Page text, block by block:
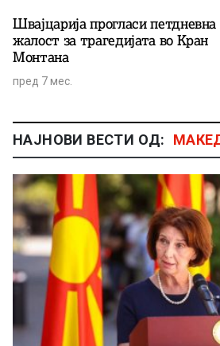
Швајцарија прогласи петдневна
жалост за трагедијата во Кран
Монтана
пред 7 мес.
НАЈНОВИ ВЕСТИ ОД: